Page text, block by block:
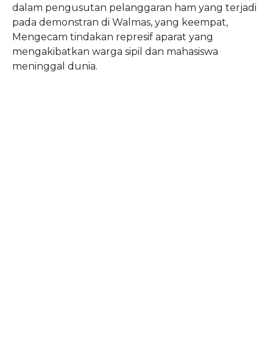
dalam pengusutan pelanggaran ham yang terjadi
pada demonstran di Walmas, yang keempat,
Mengecam tindakan represif aparat yang
mengakibatkan warga sipil dan mahasiswa
meninggal dunia.